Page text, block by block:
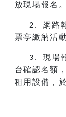
放現場報名。
2. 網路
票亭繳納活
3. 現場
台確認名額
租用設備，